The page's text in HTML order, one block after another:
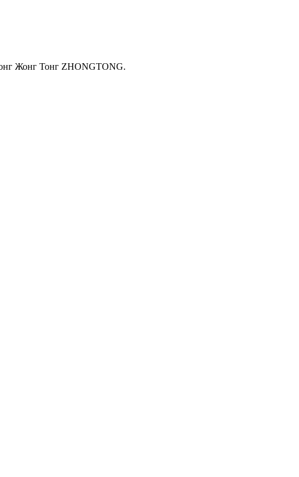
Жонг Тонг ZHONGTONG.